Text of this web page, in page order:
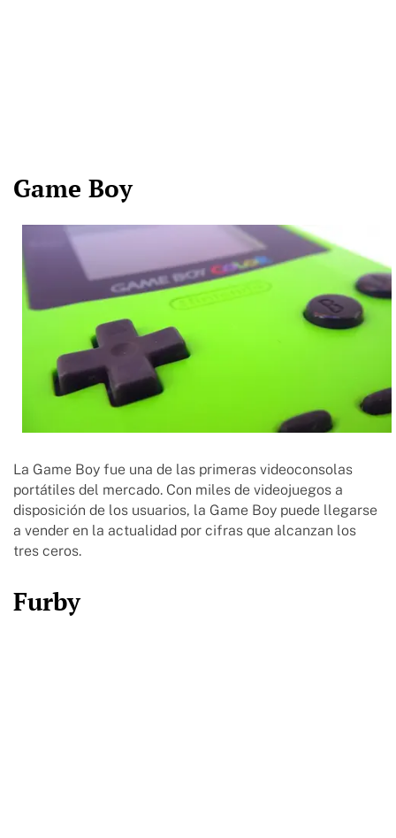
Game Boy
La Game Boy fue una de las primeras videoconsolas
portátiles del mercado. Con miles de videojuegos a
disposición de los usuarios, la Game Boy puede llegarse
a vender en la actualidad por cifras que alcanzan los
tres ceros.
Furby